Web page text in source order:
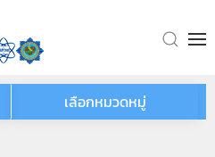
เลือกหมวดหมู่